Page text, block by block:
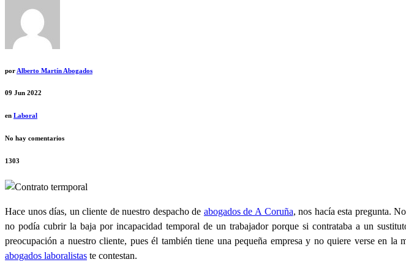
por Alberto Martín Abogados
09 Jun 2022
en Laboral
No hay comentarios
1303
Hace unos días, un cliente de nuestro despacho de abogados de A Coruña, nos hacía esta pregunta.
no podía cubrir la baja por incapacidad temporal de un trabajador porque si contrataba a un
preocupación a nuestro cliente, pues él también tiene una pequeña empresa y no quiere verse en
abogados laboralistas te contestan.